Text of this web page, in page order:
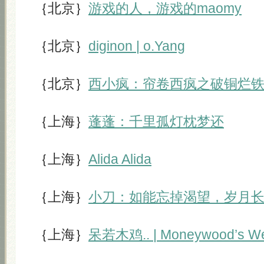
｛北京｝ 游戏的人，游戏的maomy
｛北京｝ diginon | o.Yang
｛北京｝ 西小疯：帘卷西疯之破铜烂铁
｛上海｝ 蓬蓬：千里孤灯枕梦还
｛上海｝ Alida Alida
｛上海｝ 小刀：如能忘掉渴望，岁月
｛上海｝ 呆若木鸡.. | Moneywood’s